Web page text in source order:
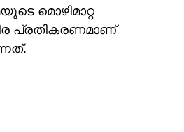
മൊഴിമാറ്റ
പ്രതികരണമാണ്